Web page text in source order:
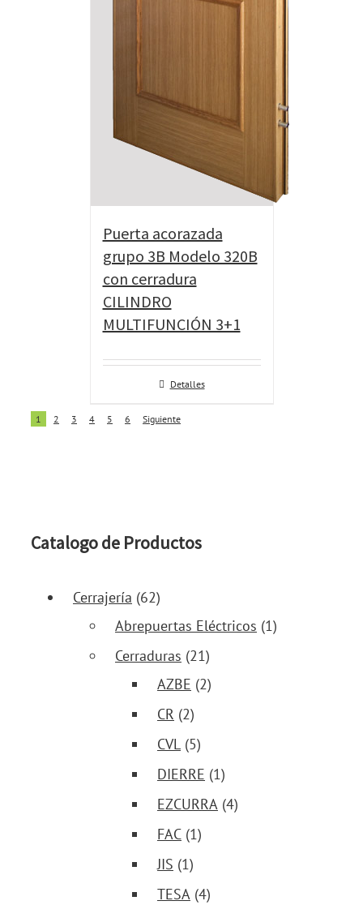
Puerta acorazada
grupo 3B Modelo 320B
con cerradura
CILINDRO
MULTIFUNCIÓN 3+1
Detalles
1 2 3 4 5 6 Siguiente
Catalogo de Productos
Cerrajería (62)
Abrepuertas Eléctricos (1)
Cerraduras (21)
AZBE (2)
CR (2)
CVL (5)
DIERRE (1)
EZCURRA (4)
FAC (1)
JIS (1)
TESA (4)